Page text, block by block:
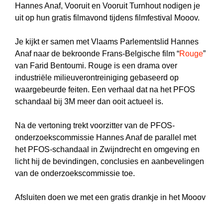
Hannes Anaf, Vooruit en Vooruit Turnhout nodigen je
uit op hun gratis filmavond tijdens filmfestival Mooov.
Je kijkt er samen met Vlaams Parlementslid Hannes
Anaf naar de bekroonde Frans-Belgische film “Rouge”
van Farid Bentoumi. Rouge is een drama over
industriële milieuverontreiniging gebaseerd op
waargebeurde feiten. Een verhaal dat na het PFOS
schandaal bij 3M meer dan ooit actueel is.
Na de vertoning trekt voorzitter van de PFOS-
onderzoekscommissie Hannes Anaf de parallel met
het PFOS-schandaal in Zwijndrecht en omgeving en
licht hij de bevindingen, conclusies en aanbevelingen
van de onderzoekscommissie toe.
Afsluiten doen we met een gratis drankje in het Mooov